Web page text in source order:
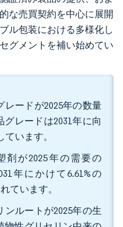
な売買契約を中心に展開
ル包装における多様化し
グメントを補い始めてい
ードが2025年の数量
グレードは2031年に向
います。
剤が2025年の需要の
年にかけて6.61%の
ています。
ルートが2025年の生